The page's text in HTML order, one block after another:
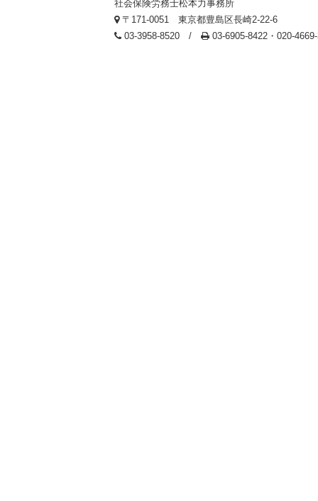
社会保険労務士松本力事務所
〒171-0051 東京都豊島区長崎2-22-6
03-3958-8520 /
03-6905-8422・020-